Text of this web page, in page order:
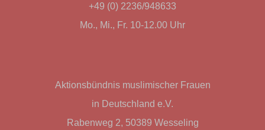
+49 (0) 2236/948633
Mo., Mi., Fr. 10-12.00 Uhr
Aktionsbündnis muslimischer Frauen
in Deutschland e.V.
Rabenweg 2, 50389 Wesseling